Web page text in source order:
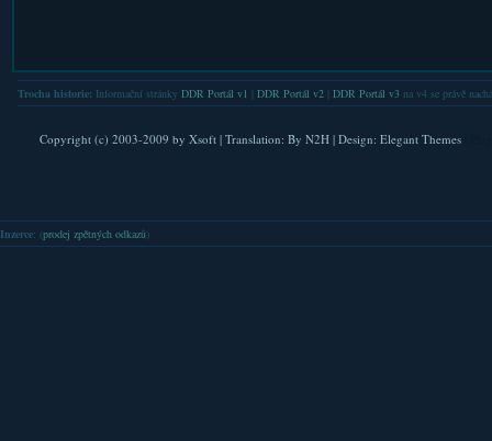
Trocha historie: Informační stránky DDR Portál v1 DDR Portál v2| DDR Portál v3na v4 se právě
Copyright (c) 2003-2009 by Xsoft| Translation: By N2H| Design: Elegant Themes
Inzerce: (prodej zpětných odkazů )